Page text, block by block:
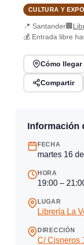
CULTURA Y
📍 Santander🏢
💰 Entrada libre
Cómo llegar
Compartir
Información
FECHA
martes 16
HORA
19:00 –
LUGAR
Librería La
DIRECCIÓN
C/ Cisneros